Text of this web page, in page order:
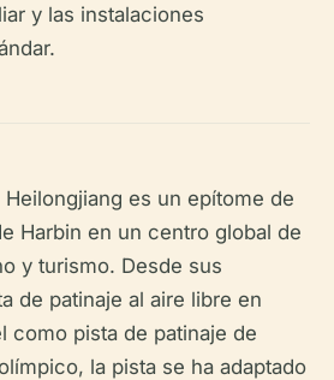
y las instalaciones
Heilongjiang es un epítome de
Harbin en un centro global de
y turismo. Desde sus
de patinaje al aire libre en
como pista de patinaje de
la pista se ha adaptado